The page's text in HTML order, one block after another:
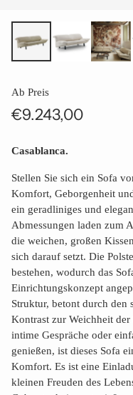
Ab Preis
Normaler
Preis
€9.243,00
Casablanca.
Stellen Sie sich ein Sofa
Komfort, Geborgenheit
ein geradliniges und
Abmessungen laden zum
die weichen, großen
sich darauf setzt. Die
bestehen, wodurch das
Einrichtungskonzept
Struktur, betont durch den
Kontrast zur Weichheit
intime Gespräche oder
genießen, ist dieses Sofa
Komfort. Es ist eine
kleinen Freuden des